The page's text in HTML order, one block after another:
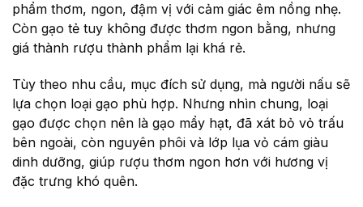
phẩm thơm, ngon, đậm vị với cảm giác êm nồng nhẹ.
Còn gạo tẻ tuy không được thơm ngon bằng, nhưng
giá thành rượu thành phẩm lại khá rẻ.
Tùy theo nhu cầu, mục đích sử dụng, mà người nấu sẽ
lựa chọn loại gạo phù hợp. Nhưng nhìn chung, loại
gạo được chọn nên là gạo mẩy hạt, đã xát bỏ vỏ trấu
bên ngoài, còn nguyên phôi và lớp lụa vỏ cám giàu
dinh dưỡng, giúp rượu thơm ngon hơn với hương vị
đặc trưng khó quên.